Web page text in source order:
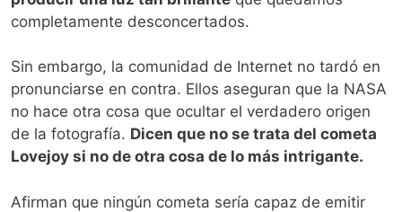
completamente desconcertados.
Sin embargo, la comunidad de Internet no tardó en
pronunciarse en contra. Ellos aseguran que la NASA
no hace otra cosa que ocultar el verdadero origen
de la fotografía. Dicen que no se trata del cometa
Lovejoy si no de otra cosa de lo más intrigante.
Afirman que ningún cometa sería capaz de emitir